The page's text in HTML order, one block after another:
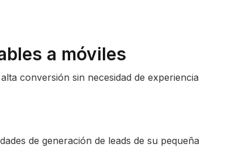
a móviles
conversión sin necesidad de experiencia
de generación de leads de su pequeña